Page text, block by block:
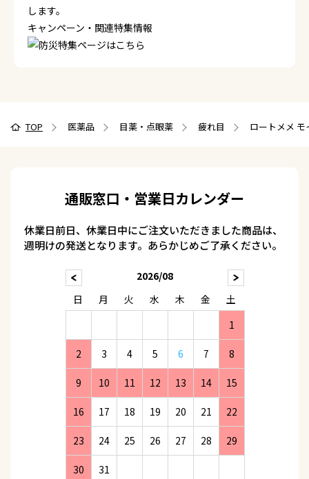
します。
キャンペーン・関連特集情報
TOP 医薬品 目薬・点眼薬 疲れ目 ロートメメ
通販窓口・営業日カレンダー
休業日前日、休業日中にご注文いただきました商品は、
週明けの発送となります。あらかじめご了承ください。
2026/08
日
月 火 水 木 金
土
1
2 3 4 5 6 7 8
9 10 11 12 13 14 15
16 17 18 19 20 21 22
23 24 25 26 27 28 29
30 31